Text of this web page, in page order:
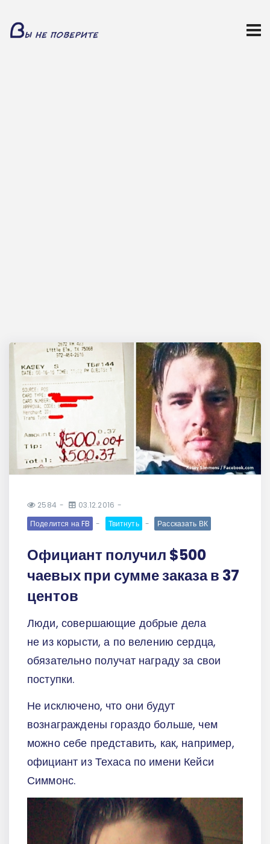
2584
03.12.2016
Поделится на FB
Твитнуть Рассказать ВК
Официант получил $500
чаевых при сумме заказа в 37
центов
Люди, совершающие добрые дела
не из корысти, а по велению сердца,
обязательно получат награду за свои
поступки.
Не исключено, что они будут
вознаграждены гораздо больше, чем
можно себе представить, как, например,
официант из Техаса по имени Кейси
Симмонс.